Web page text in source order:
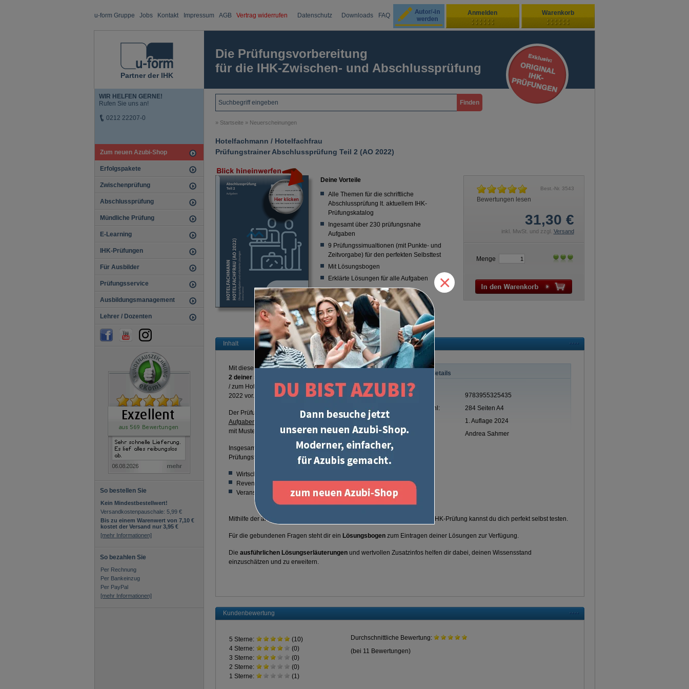
u-form Gruppe Jobs Kontakt Impressum AGB Vertrag widerrufen Datenschutz Downloads FAQ Anmelden Warenkorb
Ihr Warenkorb ist leer
Sie sind Neukunde?
Partner der IHK
Die Prüfungsvorbereitung
für die IHK-Zwischen- und Abschlussprüfung
WIR HELFEN GERNE!
Rufen Sie uns an!
0212 22207-0
Zum neuen Azubi-Shop
Erfolgspakete
Zwischenprüfung
Abschlussprüfung
Mündliche Prüfung
E-Learning
IHK-Prüfungen
Für Ausbilder
Prüfungsservice
Ausbildungsmanagement
Lehrer / Dozenten
So bestellen Sie
Kein Mindestbestellwert!
Versandkostenpauschale: 5,99 €
Bis zu einem Warenwert von 7,10 €
kostet der Versand nur 3,95 €
[mehr Informationen]
So bezahlen Sie
Per Rechnung
Per Bankeinzug
Per PayPal
[mehr Informationen]
» Startseite » Neuerscheinungen
Hotelfachmann / Hotelfachfrau
Prüfungstrainer Abschlussprüfung Teil 2 (AO 2022)
Deine Vorteile
Alle Themen für die schriftliche
Abschlussprüfung lt. aktuellem IHK-
Prüfungskatalog
Ingesamt über 230 prüfungsnahe
Aufgaben
9 Prüfungssimualtionen (mit Punkte- und
Zeitvorgabe) für den perfekten Selbsttest
Mit Lösungsbogen
Erklärte Lösungen für alle Aufgaben
Lieber digital lernen?
Zum Prüfungstraining für Tablet und PC
(Best.-Nr. CA3543
Best.-Nr. 3543
Bewertungen lesen
31,30 €
inkl. MwSt. und zzgl. Versand
Menge
Inhalt
Produktdetails
ISBN:
9783955325435
Seitenzahl:
284 Seiten A4
1. Auflage 2024
Autor:
Andrea Sahmer
Mit diesem Prüfungstrainer bereitest du dich optimal aufTeil
2 deiner schriftlichen Abschlussprüfung
/ zum Hotelfachmann nach neuer Ausbildungsordnung (AO)
2022 vor.
Der Prüfungstrainer besteht aus zwei Büchern: Einem
Aufgabenteil
Lösungsteil
mit Musterlösungen und Erklärungen für jede Aufgabe.
Insgesamt gibt es 9 Prüfungssimulationenzu allen drei
Prüfungsfächern:
Wirtschafts- und Sozialkunde
Revenue-Management, Marketing und Verkauf
Veranstaltungen und Food-and-Beverage-Management
Mithilfe der angegebenen wie in der originalen IHK-Prüfung kannst du dich perfekt selbst testen.
Für die gebundenen Fragen steht dir ein Lösungsbogenzum Eintragen deiner Lösungen zur Verfügung.
Die ausführlichen Lösungserläuterungenund wertvollen Zusatzinfos helfen dir dabei, deinen Wissensstand
einzuschätzen und zu erweitern.
Kundenbewertung
×